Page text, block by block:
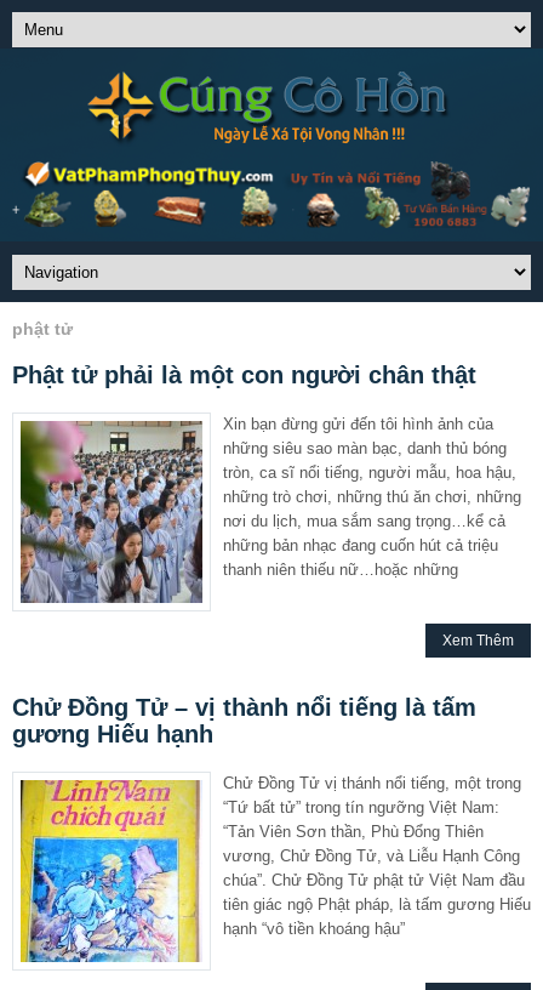
phật tử
Phật tử phải là một con người chân thật
Xin bạn đừng gửi đến tôi hình ảnh của
những siêu sao màn bạc, danh thủ bóng
tròn, ca sĩ nổi tiếng, người mẫu, hoa hậu,
những trò chơi, những thú ăn chơi, những
nơi du lịch, mua sắm sang trọng…kể cả
những bản nhạc đang cuốn hút cả triệu
thanh niên thiếu nữ…hoặc những
Xem Thêm
Chử Đồng Tử – vị thành nổi tiếng là tấm
gương Hiếu hạnh
Chử Đồng Tử vị thánh nổi tiếng, một trong
“Tứ bất tử” trong tín ngưỡng Việt Nam:
“Tản Viên Sơn thần, Phù Đổng Thiên
vương, Chử Đồng Tử, và Liễu Hạnh Công
chúa”. Chử Đồng Tử phật tử Việt Nam đầu
tiên giác ngộ Phật pháp, là tấm gương Hiếu
hạnh “vô tiền khoáng hậu”